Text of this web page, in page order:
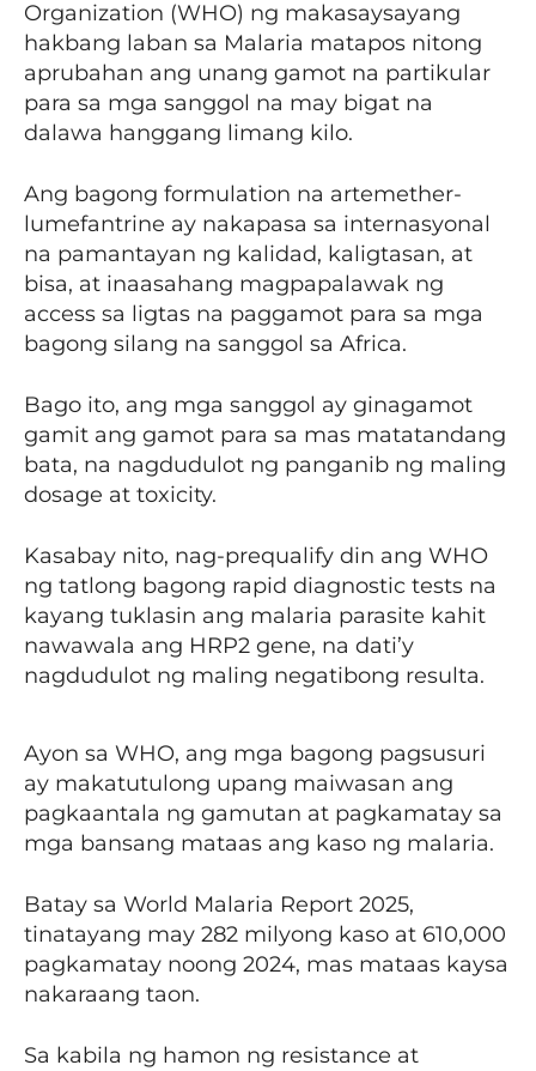
Organization (WHO) ng makasaysayang
hakbang laban sa Malaria matapos nitong
aprubahan ang unang gamot na partikular
para sa mga sanggol na may bigat na
dalawa hanggang limang kilo.
Ang bagong formulation na artemether-
lumefantrine ay nakapasa sa internasyonal
na pamantayan ng kalidad, kaligtasan, at
bisa, at inaasahang magpapalawak ng
access sa ligtas na paggamot para sa mga
bagong silang na sanggol sa Africa.
Bago ito, ang mga sanggol ay ginagamot
gamit ang gamot para sa mas matatandang
bata, na nagdudulot ng panganib ng maling
dosage at toxicity.
Kasabay nito, nag-prequalify din ang WHO
ng tatlong bagong rapid diagnostic tests na
kayang tuklasin ang malaria parasite kahit
nawawala ang HRP2 gene, na dati’y
nagdudulot ng maling negatibong resulta.
Ayon sa WHO, ang mga bagong pagsusuri
ay makatutulong upang maiwasan ang
pagkaantala ng gamutan at pagkamatay sa
mga bansang mataas ang kaso ng malaria.
Batay sa World Malaria Report 2025,
tinatayang may 282 milyong kaso at 610,000
pagkamatay noong 2024, mas mataas kaysa
nakaraang taon.
Sa kabila ng hamon ng resistance at